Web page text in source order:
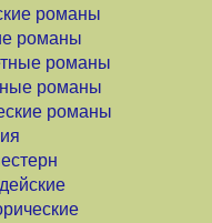
романы
романы
романы
романы
романы